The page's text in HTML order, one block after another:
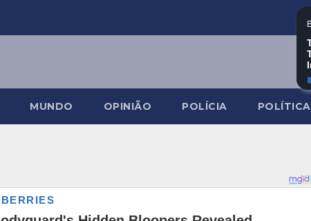
MUNDO OPINIÃO POLÍCIA POLÍTICA